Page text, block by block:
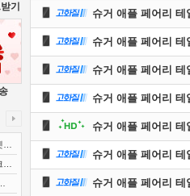
기
슈거 애플 페어리 테
슈거 애플 페어리 테
슈거 애플 페어리 테
슈거 애플 페어리 테
슈거 애플 페어리
슈거 애플 페어리 테
슈거 애플 페어리 테